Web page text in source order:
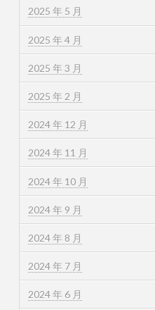
2025 年 5 月
2025 年 4 月
2025 年 3 月
2025 年 2 月
2024 年 12 月
2024 年 11 月
2024 年 10 月
2024 年 9 月
2024 年 8 月
2024 年 7 月
2024 年 6 月